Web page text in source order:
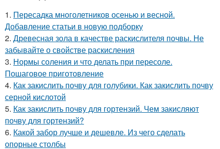
1. Пересадка многолетников осенью и весной.
Добавление статьи в новую подборку
2. Древесная зола в качестве раскислителя почвы. Не
забывайте о свойстве раскисления
3. Нормы соления и что делать при пересоле.
Пошаговое приготовление
4. Как закислить почву для голубики. Как закислить почву
серной кислотой
5. Как закислить почву для гортензий. Чем закисляют
почву для гортензий?
6. Какой забор лучше и дешевле. Из чего сделать
опорные столбы